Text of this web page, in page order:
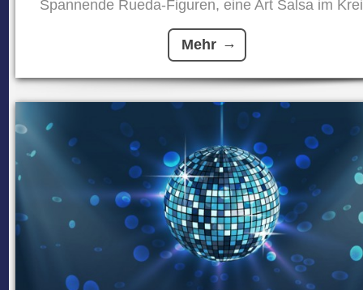
Spannende Rueda-Figuren, eine Art Salsa im
Mehr